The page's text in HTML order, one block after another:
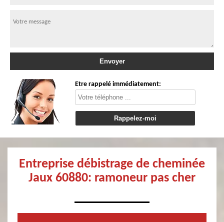
Etre rappelé immédiatement:
Entreprise débistrage de cheminée
Jaux 60880: ramoneur pas cher